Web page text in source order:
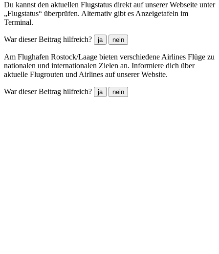
Du kannst den aktuellen Flugstatus direkt auf unserer Webseite unter
„Flugstatus“ überprüfen. Alternativ gibt es Anzeigetafeln im
Terminal.
War dieser Beitrag hilfreich? ja nein
Am Flughafen Rostock/Laage bieten verschiedene Airlines Flüge zu
nationalen und internationalen Zielen an. Informiere dich über
aktuelle Flugrouten und Airlines auf unserer Website.
War dieser Beitrag hilfreich? ja nein